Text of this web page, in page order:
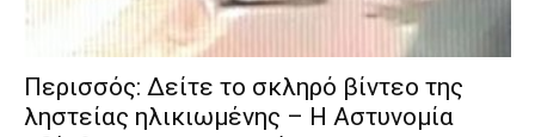
Περισσός: Δείτε το σκληρό βίντεο της
ληστείας ηλικιωμένης – Η Αστυνομία